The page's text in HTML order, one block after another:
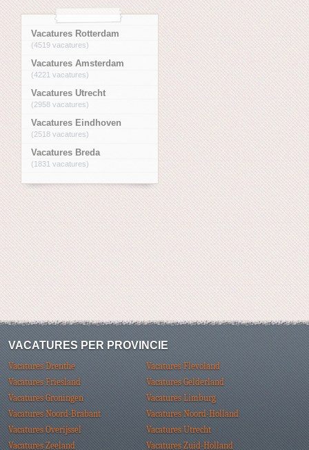
Vacatures Rotterdam
(4519 vacatures)
Vacatures Amsterdam
(4221 vacatures)
Vacatures Utrecht
(2958 vacatures)
Vacatures Eindhoven
(2518 vacatures)
Vacatures Breda
(1831 vacatures)
VACATURES PER PROVINCIE
Vacatures Drenthe
Vacatures Flevoland
Vacatures Friesland
Vacatures Gelderland
Vacatures Groningen
Vacatures Limburg
Vacatures Noord-Brabant
Vacatures Noord-Holland
Vacatures Overijssel
Vacatures Utrecht
Vacatures Zeeland
Vacatures Zuid-Holland